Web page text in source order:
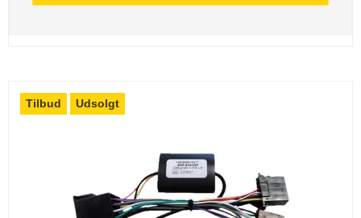
Tilbud Udsolgt